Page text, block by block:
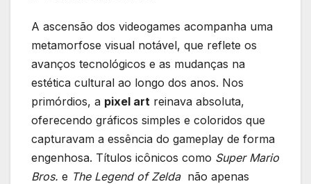
A ascensão dos ‍videogames acompanha uma
metamorfose visual notável, que ⁣reflete os ​
avanços tecnológicos e as mudanças na
estética cultural ‍ao longo dos⁤ anos. Nos
primórdios, a pixel art reinava ⁢absoluta,
oferecendo gráficos ‍simples e ⁢coloridos que
capturavam ​a essência do gameplay de forma
engenhosa. Títulos icônicos ‌como Super Mario
Bros. ⁤e‍ The Legend of Zelda‍ não apenas‍